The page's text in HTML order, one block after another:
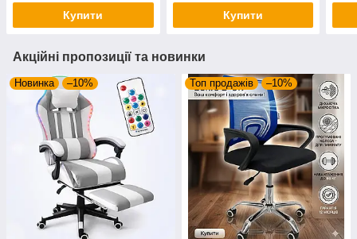
Купити Купити
Акційні пропозиції та новинки
Новинка –10% Топ продажів –10%